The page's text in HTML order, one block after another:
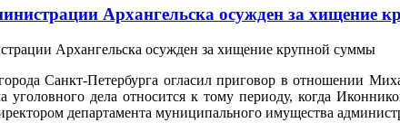
Архангельска осужден за хищение
Санкт-Петербурга огласил приговор в
уголовного дела относится к тому периоду, когда
департамента муниципального имущества